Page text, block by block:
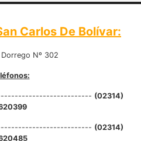
Carlos De Bolívar:
Dorrego Nº 302
(02314)
(02314)